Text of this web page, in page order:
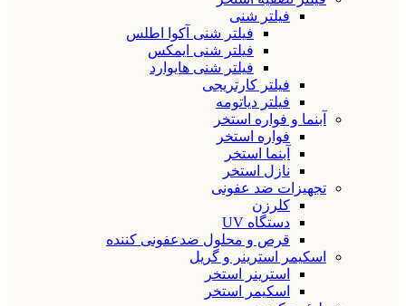
فیلتر شنی
فیلتر شنی آکوا اطلس
فیلتر شنی ایمکس
فیلتر شنی هایوارد
فیلتر کارتریجی
فیلتر دیاتومه
آبنما و فواره استخر
فواره استخر
آبنما استخر
نازل استخر
تجهیزات ضد عفونی
کلرزن
دستگاه UV
قرص و محلول ضدعفونی کننده
اسکیمر استرینر و گریل
استرینر استخر
اسکیمر استخر